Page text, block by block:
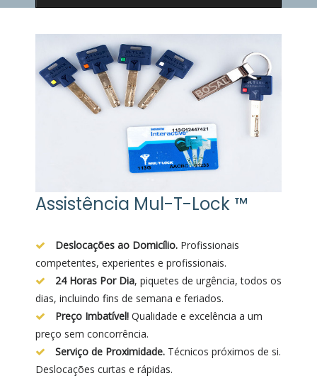
Assistência Mul-T-Lock ™
Deslocações ao Domicílio. Profissionais
competentes, experientes e profissionais.
24 Horas Por Dia, piquetes de urgência, todos os
dias, incluindo fins de semana e feriados.
Preço Imbatível! Qualidade e excelência a um
preço sem concorrência.
Serviço de Proximidade. Técnicos próximos de si.
Deslocações curtas e rápidas.